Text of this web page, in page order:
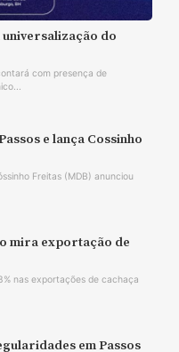
do
com presença de
e lança Cossinho
Freitas (MDB) anunciou
mira exportação de
nas exportações de cachaça
em Passos